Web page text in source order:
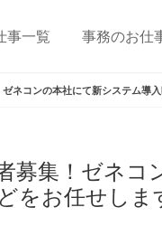
事一覧 事務のお仕
ゼネコンの本社にて新システム導
募集！ゼネ
お任せしま